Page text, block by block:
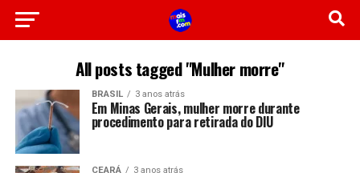
All posts tagged "Mulher morre"
BRASIL 3 anos atrás
Em Minas Gerais, mulher morre durante
procedimento para retirada do DIU
CEARÁ 3 anos atrás